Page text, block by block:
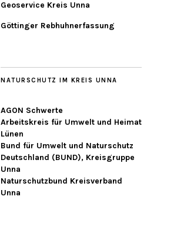
Geoservice Kreis Unna
Göttinger Rebhuhnerfassung
NATURSCHUTZ IM KREIS UNNA
AGON Schwerte
Arbeitskreis für Umwelt und Heimat
Lünen
Bund für Umwelt und Naturschutz
Deutschland (BUND), Kreisgruppe
Unna
Naturschutzbund Kreisverband
Unna